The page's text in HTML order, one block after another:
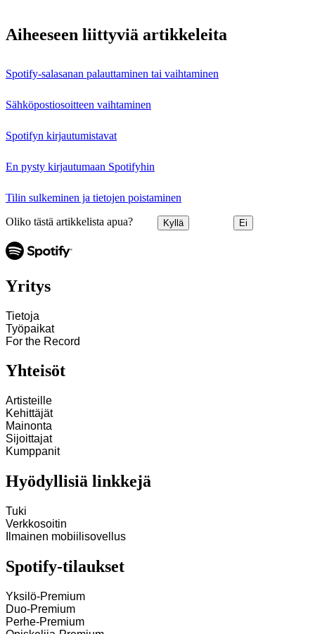
Aiheeseen liittyviä artikkeleita
Spotify-salasanan palauttaminen tai vaihtaminen
Sähköpostiosoitteen vaihtaminen
Spotifyn kirjautumistavat
En pysty kirjautumaan Spotifyhin
Tilin sulkeminen ja tietojen poistaminen
Oliko tästä artikkelista apua? Kyllä Ei
Yritys
Tietoja
Työpaikat
For the Record
Yhteisöt
Artisteille
Kehittäjät
Mainonta
Sijoittajat
Kumppanit
Hyödyllisiä linkkejä
Tuki
Verkkosoitin
Ilmainen mobiilisovellus
Spotify-tilaukset
Yksilö-Premium
Duo-Premium
Perhe-Premium